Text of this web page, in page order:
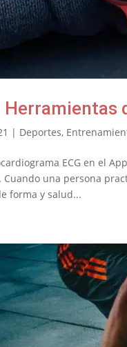
| Deportes,
ECG en el
Cuando una persona
forma y salud...